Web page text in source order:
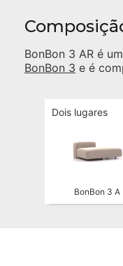
BonBon 3 AR é
BonBon 3 e é
Dois lugares
BonBon 3 A